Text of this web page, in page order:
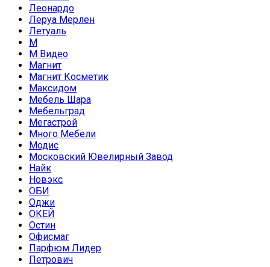
Леонардо
Леруа Мерлен
Летуаль
М
М Видео
Магнит
Магнит Косметик
Максидом
Мебель Шара
Мебельград
Мегастрой
Много Мебели
Модис
Московский Ювелирный Завод
Найк
Новэкс
ОБИ
Оджи
ОКЕЙ
Остин
Офисмаг
Парфюм Лидер
Петрович